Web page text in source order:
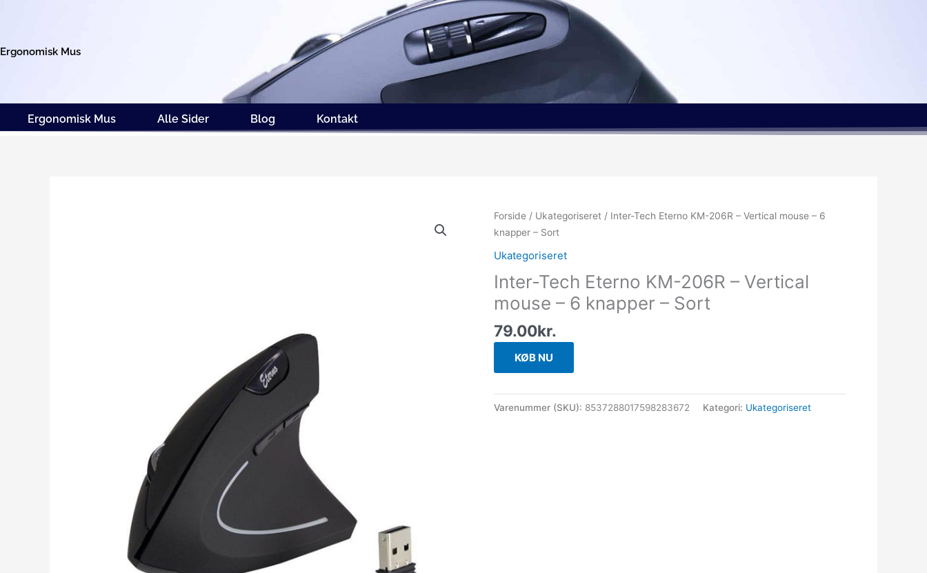
Ergonomisk Mus
Ergonomisk Mus Alle Sider Blog Kontakt
Forside / Ukategoriseret / Inter-Tech Eterno KM-206R – Vertical mouse – 6
knapper – Sort
Ukategoriseret
Inter-Tech Eterno KM-206R – Vertical
mouse – 6 knapper – Sort
79.00kr.
KØB NU
Varenummer (SKU): 8537288017598283672 Kategori: Ukategoriseret